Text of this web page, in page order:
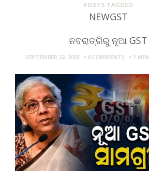
POSTS TAGGED
NEWGST
ନବରାତ୍ରିରୁ ନୂଆ GST
SEPTEMBER 22, 2025 0 COMMENTS 1 MIN